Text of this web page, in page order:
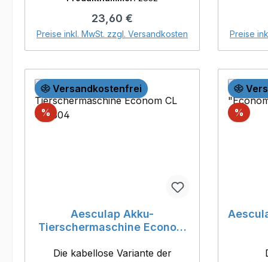
mittelharten Borsten- Nur mit
original "Vikan" Alustiel (Art.
2833) zu verwenden -
Regulärer Preis:
23,60 €
Preise inkl. MwSt. zzgl. Versandkosten
In den Warenkorb Preise
Versandkostenfrei
% Rabatt
Aesculap Akku-
Tierschermaschine Econom
Die kabellose Variante der
% Rabatt